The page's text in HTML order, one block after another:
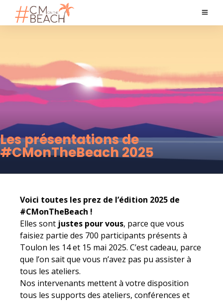
Les présentations de
#CMonTheBeach 2025
Voici toutes les prez de l’édition 2025 de
#CMonTheBeach !
Elles sont justes pour vous, parce que vous
faisiez partie des 700 participants présents à
Toulon les 14 et 15 mai 2025. C’est cadeau, parce
que l’on sait que vous n’avez pas pu assister à
tous les ateliers.
Nos intervenants mettent à votre disposition
tous les supports des ateliers, conférences et